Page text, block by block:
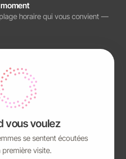
horaire qui vous convient —
vous voulez
se sentent écoutées
première visite.